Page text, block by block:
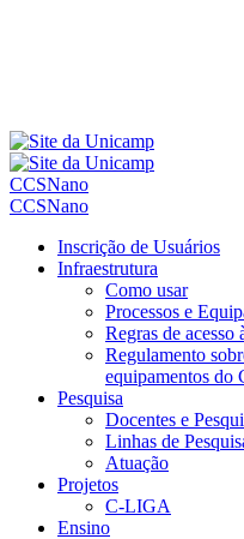
CCSNano
CCSNano
Inscrição de Usuários
Infraestrutura
Como usar
Processos e
Regras de
Regulamento
equipamentos do
Pesquisa
Docentes e
Linhas de
Atuação
Projetos
C-LIGA
Ensino